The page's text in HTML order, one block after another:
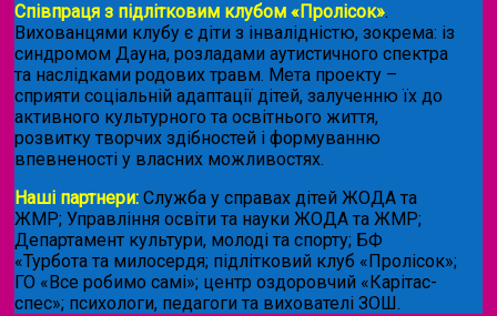
Співпраця з підлітковим клубом «Пролісок».
Вихованцями клубу є діти з інвалідністю, зокрема: із
синдромом Дауна, розладами аутистичного спектра
та наслідками родових травм. Мета проекту –
сприяти соціальній адаптації дітей, залученню їх до
активного культурного та освітнього життя,
розвитку творчих здібностей і формуванню
впевненості у власних можливостях.
Наші партнери: Служба у справах дітей ЖОДА та
ЖМР; Управління освіти та науки ЖОДА та ЖМР;
Департамент культури, молоді та спорту; БФ
«Турбота та милосердя; підлітковий клуб «Пролісок»;
ГО «Все робимо самі»; центр оздоровчий «Карітас-
спес»; психологи, педагоги та вихователі ЗОШ.